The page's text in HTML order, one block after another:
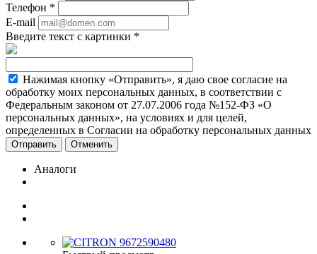
Телефон *
E-mail
Введите текст с картинки *
Нажимая кнопку «Отправить», я даю свое согласие на
обработку моих персональных данных, в соответствии с
Федеральным законом от 27.07.2006 года №152-ФЗ «О
персональных данных», на условиях и для целей,
определенных в Согласии на обработку персональных данных
Отменить
Аналоги